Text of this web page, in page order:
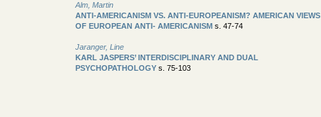
Alm, Martin
ANTI-AMERICANISM VS. ANTI-EUROPEANISM? AMERICAN VIEWS
OF EUROPEAN ANTI- AMERICANISM s. 47-74
Jaranger, Line
KARL JASPERS’ INTERDISCIPLINARY AND DUAL
PSYCHOPATHOLOGY s. 75-103